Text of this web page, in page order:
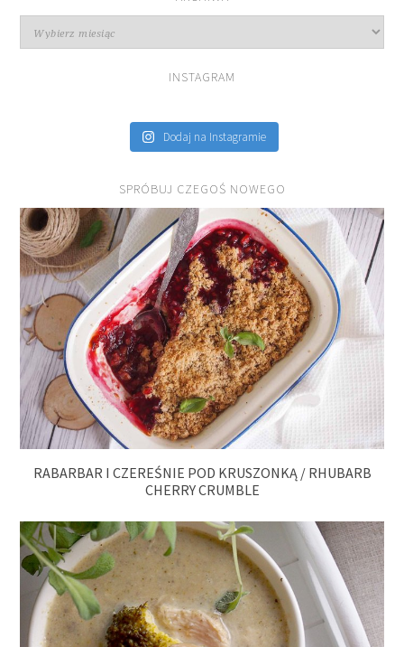
INSTAGRAM
Dodaj na Instagramie
SPRÓBUJ CZEGOŚ NOWEGO
RABARBAR I CZEREŚNIE POD KRUSZONKĄ / RHUBARB
CHERRY CRUMBLE